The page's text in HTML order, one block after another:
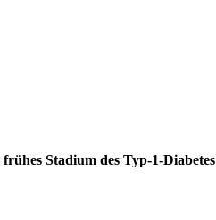
frühes Stadium des Typ-1-Diabetes